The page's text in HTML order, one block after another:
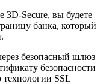
3D-Secure, вы будете
банка, который
безопасный шлюз
безопасности
SSL